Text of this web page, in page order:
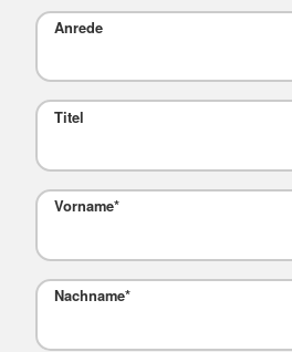
Anrede
Titel
Vorname*
Nachname*